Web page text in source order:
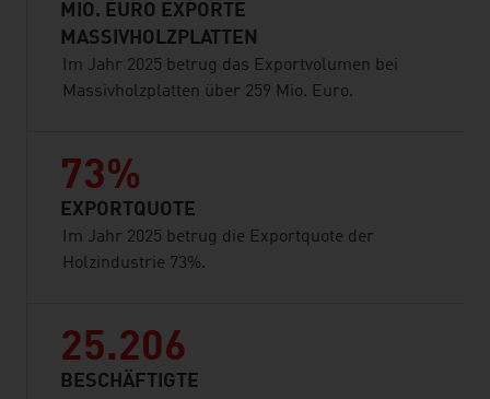
MIO. EURO EXPORTE
MASSIVHOLZPLATTEN
Im Jahr 2025 betrug das Exportvolumen bei
Massivholzplatten über 259 Mio. Euro.
73%
EXPORTQUOTE
Im Jahr 2025 betrug die Exportquote der
Holzindustrie 73%.
25.206
BESCHÄFTIGTE